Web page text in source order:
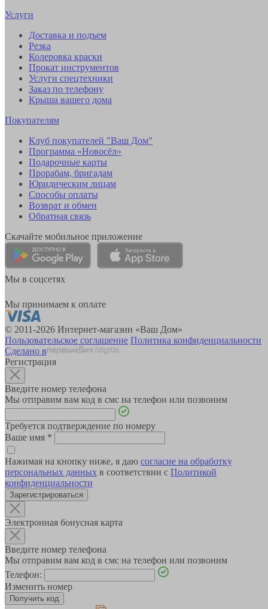
Услуги
Доставка и подъем
Резка
Колеровка краски
Прокат инструментов
Услуги спецтехники
Заказ по телефону
Крыша вашего дома
Покупателям
Клуб покупателей "Ваш Дом"
Программа «Новосёл»
Подарочные карты
Прорабам, бригадам
Юридическим лицам
Способы оплаты
Возврат и обмен
Обратная связь
Скачайте мобильное приложение
Мы в соцсетях
Мы принимаем к оплате
© 2011-2026 Интернет-магазин «Ваш Дом»
Пользовательское соглашение Политика конфиденциальности
Сделано в
Регистрация
Введите номер телефона
Мы отправим вам код в смс на телефон или позвоним
Требуется подтверждение по номеру
Ваше имя *
Нажимая на кнопку ниже, я даю согласие на обработку
персональных данных в соответствии с Политикой
конфиденциальности
Зарегистрироваться
Электронная бонусная карта
Введите номер телефона
Мы отправим вам код в смс на телефон или позвоним
Телефон:
Изменить номер